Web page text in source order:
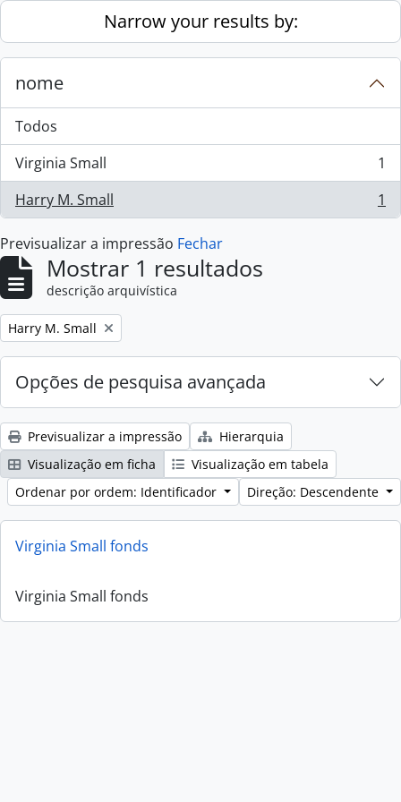
Skip to main contentNarrow your results by:
nome
Todos
Virginia Small
, 1 resultados
1
Harry M. Small
, 1 resultados 1
Previsualizar a impressão Fechar
Mostrar 1 resultados
descrição arquivística
Remove filter:
Harry M. Small
Opções de pesquisa avançada
Previsualizar a impressão
Hierarquia
Visualização em ficha
Visualização em tabela
Ordenar por ordem: Identificador
Direção: Descendente
Virginia Small fonds
Virginia Small fonds